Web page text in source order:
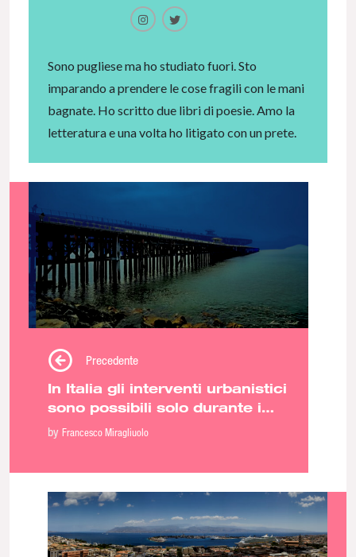
Sono pugliese ma ho studiato fuori. Sto
imparando a prendere le cose fragili con le mani
bagnate. Ho scritto due libri di poesie. Amo la
letteratura e una volta ho litigato con un prete.
Precedente
In Italia gli interventi urbanistici
sono possibili solo durante i
grandi eventi
by Francesco Miragliuolo